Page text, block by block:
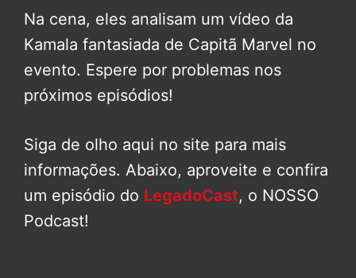
Na cena, eles analisam um vídeo da
Kamala fantasiada de Capitã Marvel no
evento. Espere por problemas nos
próximos episódios!
Siga de olho aqui no site para mais
informações. Abaixo, aproveite e confira
um episódio do LegadoCast, o NOSSO
Podcast!